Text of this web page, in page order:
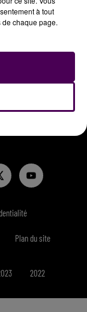
On S'oubliera
JEUX
Plan du site
2022
à tout
chaque page.